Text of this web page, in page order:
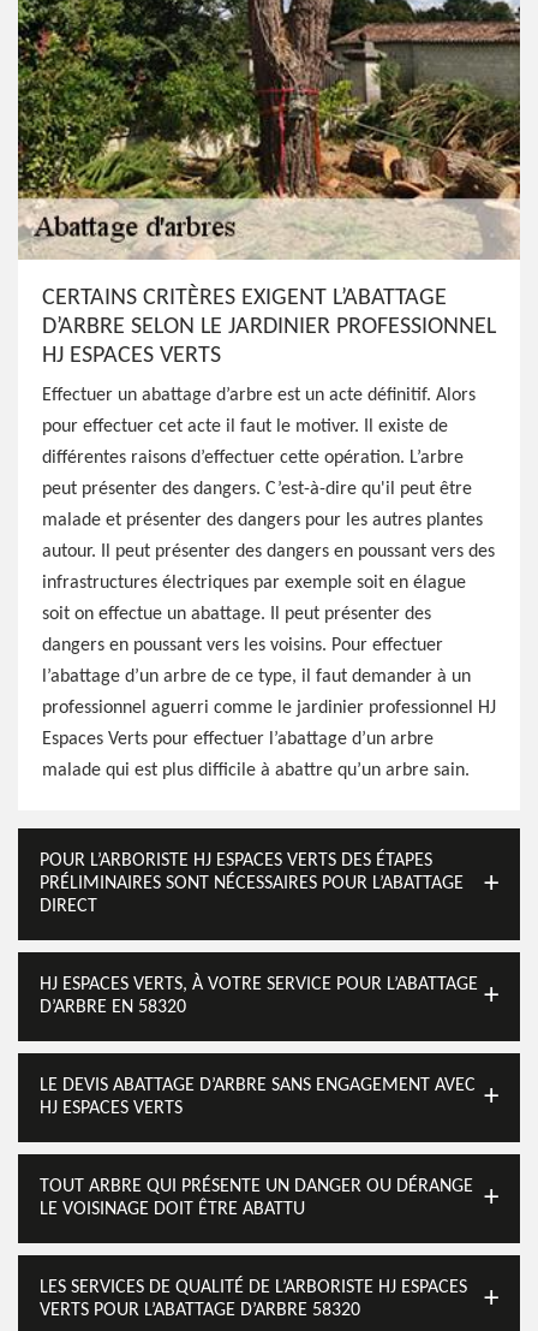
CERTAINS CRITÈRES EXIGENT L’ABATTAGE
D’ARBRE SELON LE JARDINIER PROFESSIONNEL
HJ ESPACES VERTS
Effectuer un abattage d’arbre est un acte définitif. Alors
pour effectuer cet acte il faut le motiver. Il existe de
différentes raisons d’effectuer cette opération. L’arbre
peut présenter des dangers. C’est-à-dire qu'il peut être
malade et présenter des dangers pour les autres plantes
autour. Il peut présenter des dangers en poussant vers des
infrastructures électriques par exemple soit en élague
soit on effectue un abattage. Il peut présenter des
dangers en poussant vers les voisins. Pour effectuer
l’abattage d’un arbre de ce type, il faut demander à un
professionnel aguerri comme le jardinier professionnel HJ
Espaces Verts pour effectuer l’abattage d’un arbre
malade qui est plus difficile à abattre qu’un arbre sain.
POUR L’ARBORISTE HJ ESPACES VERTS DES ÉTAPES
PRÉLIMINAIRES SONT NÉCESSAIRES POUR L’ABATTAGE
DIRECT
HJ ESPACES VERTS, À VOTRE SERVICE POUR L’ABATTAGE
D’ARBRE EN 58320
LE DEVIS ABATTAGE D’ARBRE SANS ENGAGEMENT AVEC
HJ ESPACES VERTS
TOUT ARBRE QUI PRÉSENTE UN DANGER OU DÉRANGE
LE VOISINAGE DOIT ÊTRE ABATTU
LES SERVICES DE QUALITÉ DE L’ARBORISTE HJ ESPACES
VERTS POUR L’ABATTAGE D’ARBRE 58320